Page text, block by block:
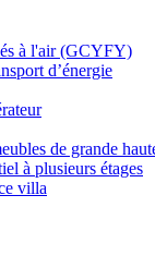
à l'air (GCYFY)
d’énergie
de grande
à plusieurs étages
villa